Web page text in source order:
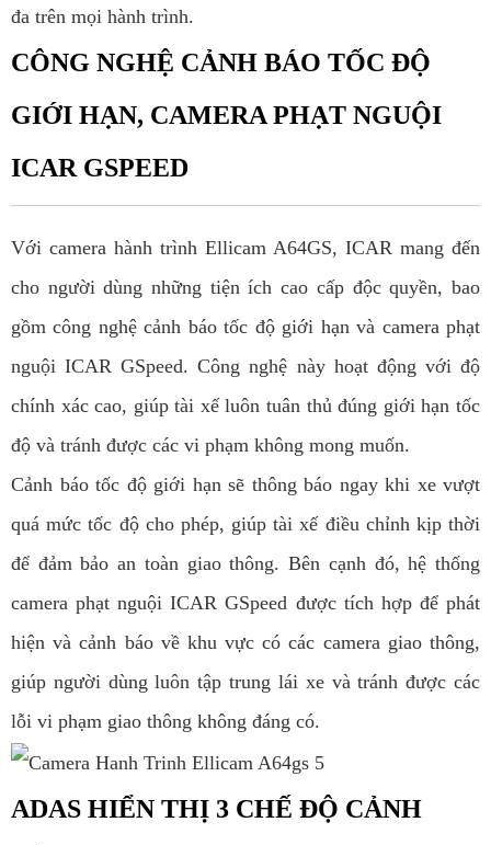
đa trên mọi hành trình.
CÔNG NGHỆ CẢNH BÁO TỐC ĐỘ
GIỚI HẠN, CAMERA PHẠT NGUỘI
ICAR GSPEED
Với camera hành trình Ellicam A64GS, ICAR mang đến
cho người dùng những tiện ích cao cấp độc quyền, bao
gồm công nghệ cảnh báo tốc độ giới hạn và camera phạt
nguội ICAR GSpeed. Công nghệ này hoạt động với độ
chính xác cao, giúp tài xế luôn tuân thủ đúng giới hạn tốc
độ và tránh được các vi phạm không mong muốn.
Cảnh báo tốc độ giới hạn sẽ thông báo ngay khi xe vượt
quá mức tốc độ cho phép, giúp tài xế điều chỉnh kịp thời
để đảm bảo an toàn giao thông. Bên cạnh đó, hệ thống
camera phạt nguội ICAR GSpeed được tích hợp để phát
hiện và cảnh báo về khu vực có các camera giao thông,
giúp người dùng luôn tập trung lái xe và tránh được các
lỗi vi phạm giao thông không đáng có.
ADAS HIỂN THỊ 3 CHẾ ĐỘ CẢNH